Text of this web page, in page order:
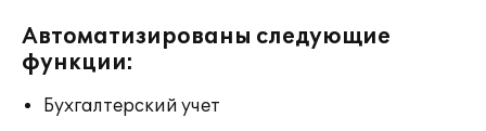
Автоматизированы следующие
функции:
Бухгалтерский учет